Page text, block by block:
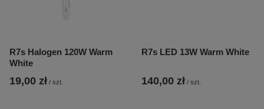
R7s Halogen 120W Warm
White
19,00 zł / szt.
R7s LED 13W Warm White
140,00 zł / szt.